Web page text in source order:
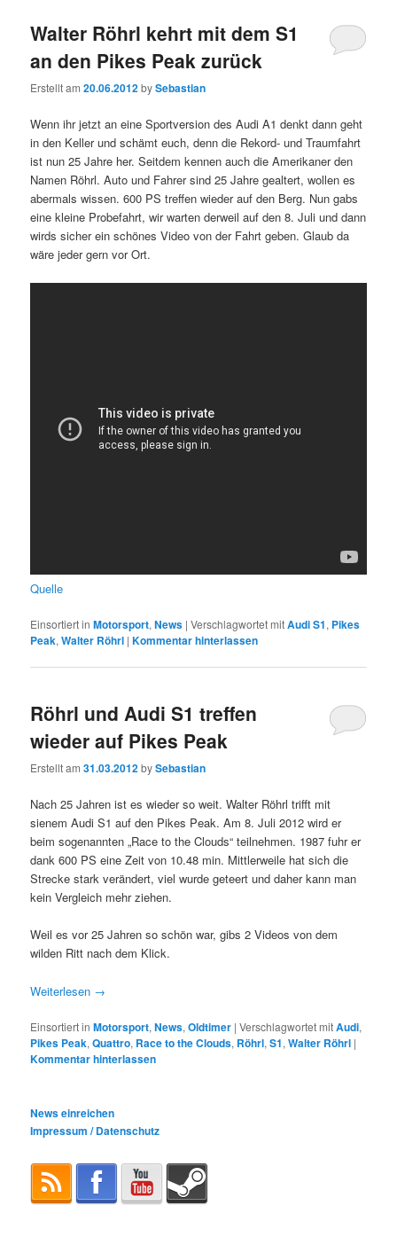
Walter Röhrl kehrt mit dem S1
an den Pikes Peak zurück
Erstellt am20.06.2012bySebastian
Wenn ihr jetzt an eine Sportversion des Audi A1 denkt dann geht
in den Keller und schämt euch, denn die Rekord- und Traumfahrt
ist nun 25 Jahre her. Seitdem kennen auch die Amerikaner den
Namen Röhrl. Auto und Fahrer sind 25 Jahre gealtert, wollen es
abermals wissen. 600 PS treffen wieder auf den Berg. Nun gabs
eine kleine Probefahrt, wir warten derweil auf den 8. Juli und dann
wirds sicher ein schönes Video von der Fahrt geben. Glaub da
wäre jeder gern vor Ort.
Quelle
Einsortiert in Motorsport,News |Verschlagwortet mitAudi S1, Pikes
Peak,Walter Röhrl |Kommentar hinterlassen
Röhrl und Audi S1 treffen
wieder auf Pikes Peak
Erstellt am31.03.2012bySebastian
Nach 25 Jahren ist es wieder so weit. Walter Röhrl trifft mit
sienem Audi S1 auf den Pikes Peak. Am 8. Juli 2012 wird er
beim sogenannten „Race to the Clouds“ teilnehmen. 1987 fuhr er
dank 600 PS eine Zeit von 10.48 min. Mittlerweile hat sich die
Strecke stark verändert, viel wurde geteert und daher kann man
kein Vergleich mehr ziehen.
Weil es vor 25 Jahren so schön war, gibs 2 Videos von dem
wilden Ritt nach dem Klick.
Weiterlesen →
Einsortiert in Motorsport,News,Oldtimer |Verschlagwortet mitAudi,
Pikes Peak,Quattro, Race to the Clouds, Röhrl,S1,Walter Röhrl |
Kommentar hinterlassen
News einreichen
Impressum / Datenschutz